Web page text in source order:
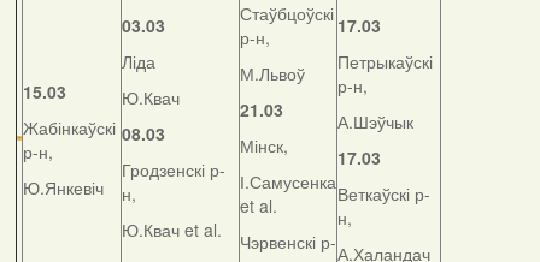
15.03
Жабінкаўскі
р-н,
Ю.Янкевіч
03.03
Ліда
Ю.Квач
08.03
Гродзенскі р-
н,
Ю.Квач et al.
Стаўбцоўскі
р-н,
М.Львоў
21.03
Мінск,
І.Самусенка
et al.
Чэрвенскі р-
17.03
Петрыкаўскі
р-н,
А.Шэўчык
17.03
Веткаўскі р-
н,
А.Халандач